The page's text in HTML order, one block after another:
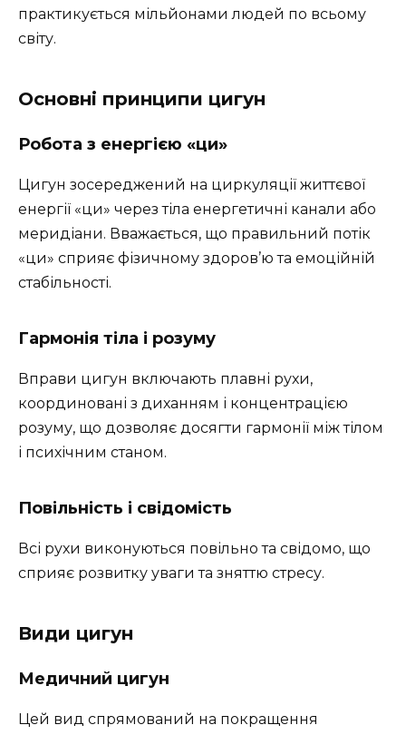
практикується мільйонами людей по всьому
світу.
Основні принципи цигун
Робота з енергією «ци»
Цигун зосереджений на циркуляції життєвої
енергії «ци» через тіла енергетичні канали або
меридіани. Вважається, що правильний потік
«ци» сприяє фізичному здоров’ю та емоційній
стабільності.
Гармонія тіла і розуму
Вправи цигун включають плавні рухи,
координовані з диханням і концентрацією
розуму, що дозволяє досягти гармонії між тілом
і психічним станом.
Повільність і свідомість
Всі рухи виконуються повільно та свідомо, що
сприяє розвитку уваги та зняттю стресу.
Види цигун
Медичний цигун
Цей вид спрямований на покращення